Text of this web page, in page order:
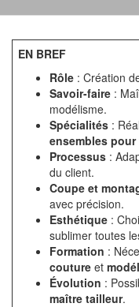
EN BREF
Rôle : Création
Savoir-faire :
modélisme.
Spécialités :
ensembles pour
Processus :
du client.
Coupe et
avec précision.
Esthétique :
sublimer toutes
Formation :
couture et
Évolution :
maître tailleur.